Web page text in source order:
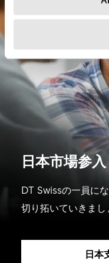
日本市場参
DT Swissの一員に
切り拓いていきまし
日本